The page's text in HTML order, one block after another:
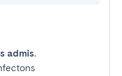
admis.